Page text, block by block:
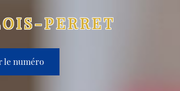
PERRET
le numéro